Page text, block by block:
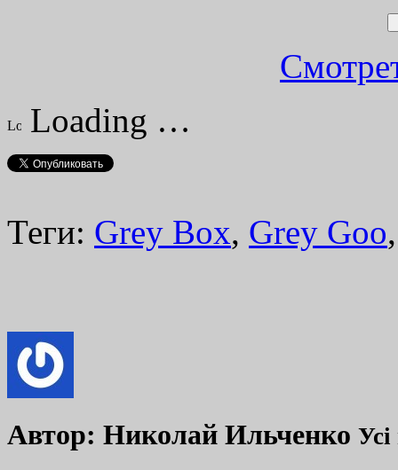
Loading …
Теги: Grey Box, Grey Goo
Автор: Николай Ильченко